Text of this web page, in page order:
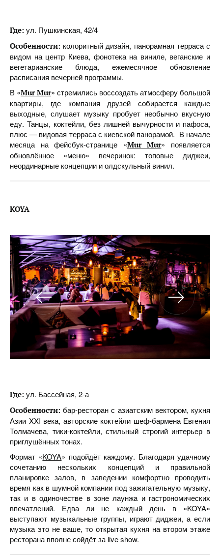
Где: ул. Пушкинская, 42/4
Особенности: колоритный дизайн, панорамная терраса с
видом на центр Киева, фонотека на виниле, веганские и
вегетарианские блюда, ежемесячное обновление
расписания вечерней программы.
В «Mur Mur» стремились воссоздать атмосферу большой
квартиры, где компания друзей собирается каждые
выходные, слушает музыку пробует необычно вкусную
еду. Танцы, коктейли, без лишней вычурности и пафоса,
плюс — видовая терраса с киевской панорамой. В начале
месяца на фейсбук-странице «Mur Mur» появляется
обновлённое «меню» вечеринок: топовые диджеи,
неординарные концепции и олдскульный винил.
KOYA
Где: ул. Бассейная, 2-а
Особенности: бар-ресторан с азиатским вектором, кухня
Азии XXI века, авторские коктейли шеф-бармена Евгения
Толмачева, тики-коктейли, стильный строгий интерьер в
приглушённых тонах.
Формат «KOYA» подойдёт каждому. Благодаря удачному
сочетанию нескольких концепций и правильной
планировке залов, в заведении комфортно проводить
время как в шумной компании под зажигательную музыку,
так и в одиночестве в зоне лаунжа и гастрономических
впечатлений. Едва ли не каждый день в «KOYA»
выступают музыкальные группы, играют диджеи, а если
музыка это не ваше, то открытая кухня на втором этаже
ресторана вполне сойдёт за live show.